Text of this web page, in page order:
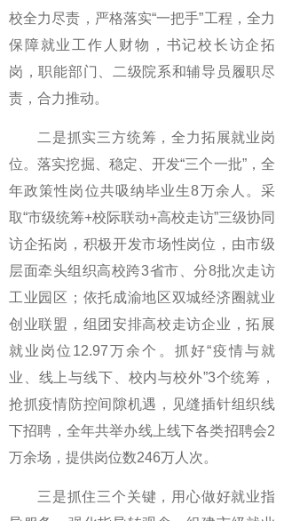
校全力尽责，严格落实“一把手”工程，全力
保障就业工作人财物，书记校长访企拓
岗，职能部门、二级院系和辅导员履职尽
责，合力推动。
二是抓实三方统筹，全力拓展就业岗
位。落实挖掘、稳定、开发“三个一批”，全
年政策性岗位共吸纳毕业生8万余人。采
取“市级统筹+校际联动+高校走访”三级协同
访企拓岗，积极开发市场性岗位，由市级
层面牵头组织高校跨3省市、分8批次走访
工业园区；依托成渝地区双城经济圈就业
创业联盟，组团安排高校走访企业，拓展
就业岗位12.97万余个。抓好“疫情与就
业、线上与线下、校内与校外”3个统筹，
抢抓疫情防控间隙机遇，见缝插针组织线
下招聘，全年共举办线上线下各类招聘会2
万余场，提供岗位数246万人次。
三是抓住三个关键，用心做好就业指